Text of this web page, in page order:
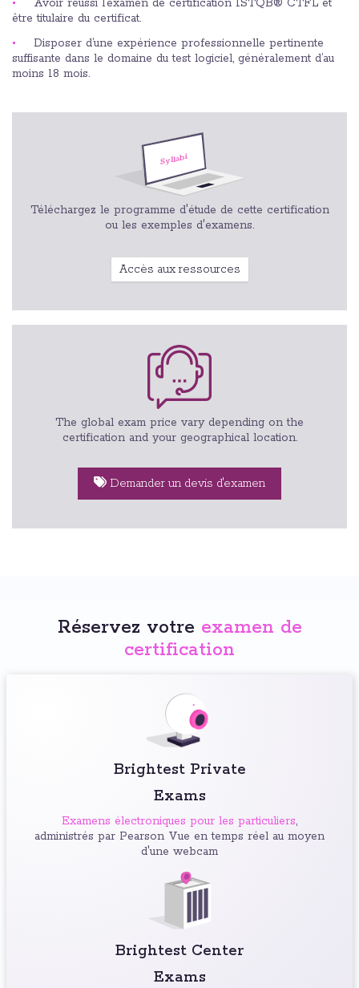
Avoir réussi l’examen de certification ISTQB® CTFL et
être titulaire du certificat.
Disposer d’une expérience professionnelle pertinente
suffisante dans le domaine du test logiciel, généralement d’au
moins 18 mois.
Téléchargez le programme d'étude de cette certification
ou les exemples d'examens.
Accès aux ressources
The global exam price vary depending on the
certification and your geographical location.
Demander un devis d'examen
Réservez votre examen de
certification
Brightest Private
Exams
Examens électroniques pour les particuliers,
administrés par Pearson Vue en temps réel au moyen
d'une webcam
Brightest Center
Exams